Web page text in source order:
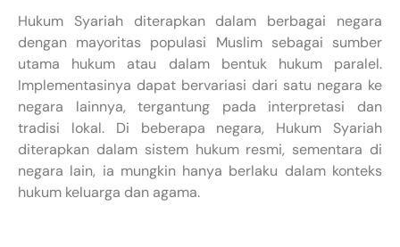
Hukum Syariah diterapkan dalam berbagai negara
dengan mayoritas populasi Muslim sebagai sumber
utama hukum atau dalam bentuk hukum paralel.
Implementasinya dapat bervariasi dari satu negara ke
negara lainnya, tergantung pada interpretasi dan
tradisi lokal. Di beberapa negara, Hukum Syariah
diterapkan dalam sistem hukum resmi, sementara di
negara lain, ia mungkin hanya berlaku dalam konteks
hukum keluarga dan agama.